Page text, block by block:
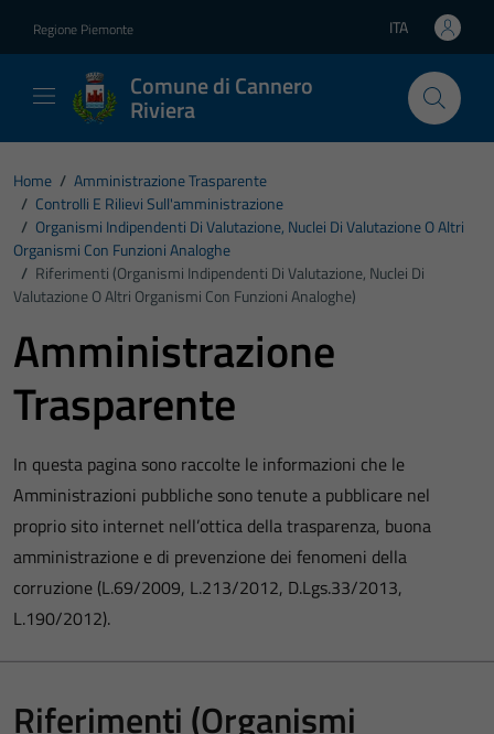
Regione Piemonte Lingua attiva:
ITA
Comune di Cannero
Riviera
Home / Amministrazione Trasparente
/ Controlli E Rilievi Sull'amministrazione
/ Organismi Indipendenti Di Valutazione, Nuclei Di Valutazione O Altri
Organismi Con Funzioni Analoghe
/ Riferimenti (Organismi Indipendenti Di Valutazione, Nuclei Di
Valutazione O Altri Organismi Con Funzioni Analoghe)
Amministrazione
Trasparente
In questa pagina sono raccolte le informazioni che le
Amministrazioni pubbliche sono tenute a pubblicare nel
proprio sito internet nell’ottica della trasparenza, buona
amministrazione e di prevenzione dei fenomeni della
corruzione (L.69/2009, L.213/2012, D.Lgs.33/2013,
L.190/2012).
Riferimenti (Organismi